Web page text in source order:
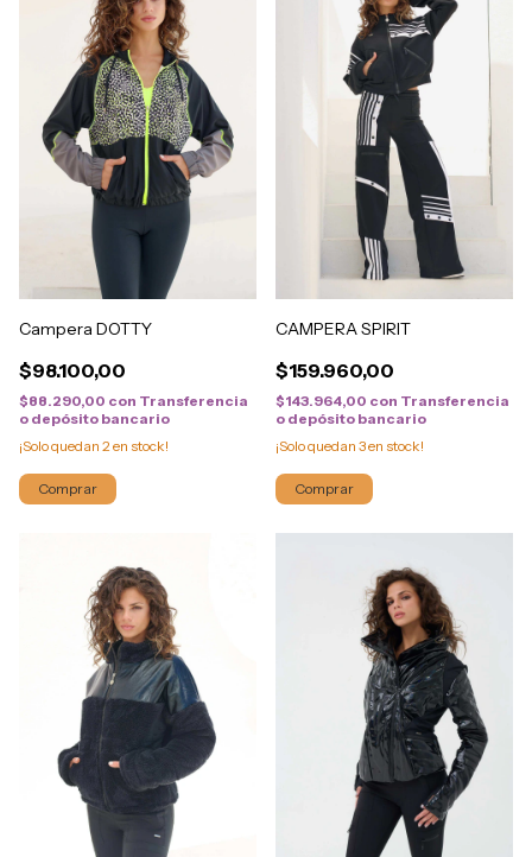
Campera DOTTY
$98.100,00
$88.290,00 con Transferencia
o depósito bancario
¡Solo quedan 2 en stock!
Comprar
CAMPERA SPIRIT
$159.960,00
$143.964,00 con Transferencia
o depósito bancario
¡Solo quedan 3en stock!
Comprar